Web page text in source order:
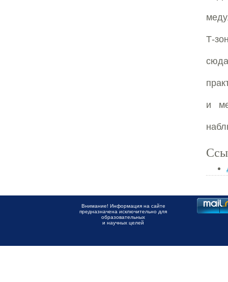
Т-
и
Внимание! Информация на сайте
предназначена исключительно для
образовательных
и научных целей